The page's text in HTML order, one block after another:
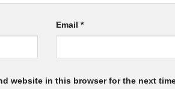
Email *
website in this browser for the next